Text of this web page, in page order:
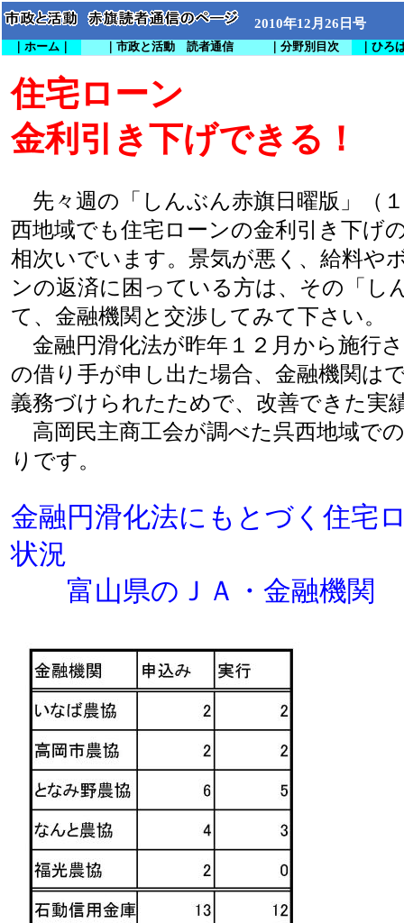
2010年12月26日号
｜ホーム｜ ｜市政と活動 読者通信 ｜分野別目次 ｜ひろ
住宅ローン
金利引き下げできる！
先々週の「しんぶん赤旗日曜版」（
西地域でも住宅ローンの金利引き下げ
相次いでいます。景気が悪く、給料や
ンの返済に困っている方は、その「し
て、金融機関と交渉してみて下さい。
金融円滑化法が昨年１２月から施行
の借り手が申し出た場合、金融機関は
義務づけられたためで、改善できた実
高岡民主商工会が調べた呉西地域で
りです。
金融円滑化法にもとづく住宅
状況
富山県のＪＡ・金融機関